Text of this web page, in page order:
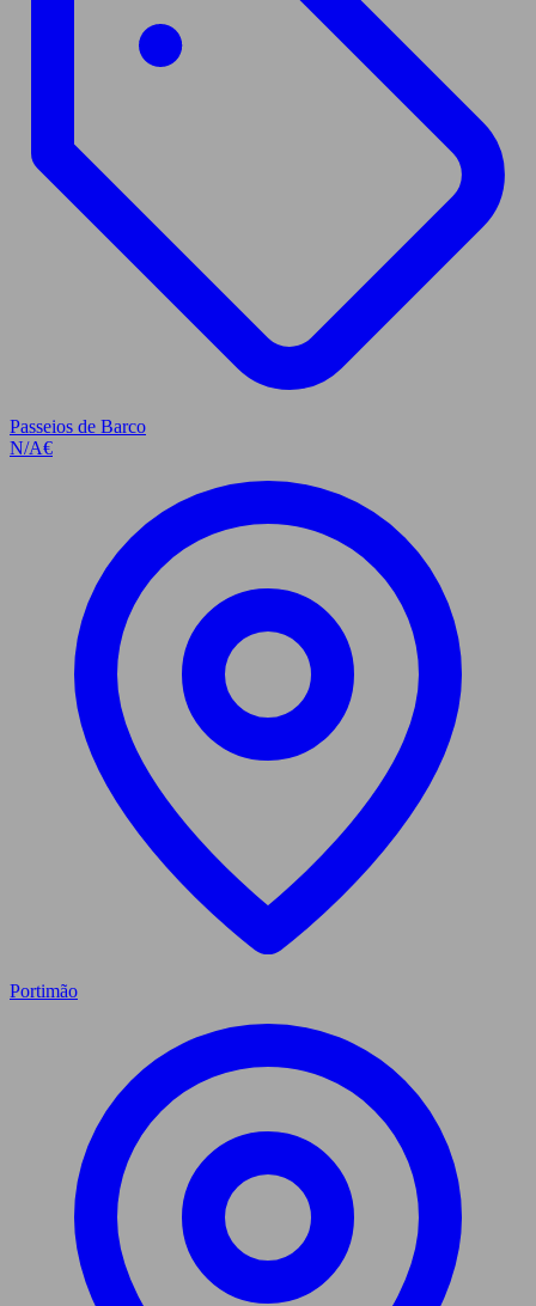
Passeios de Barco
N/A€
Portimão